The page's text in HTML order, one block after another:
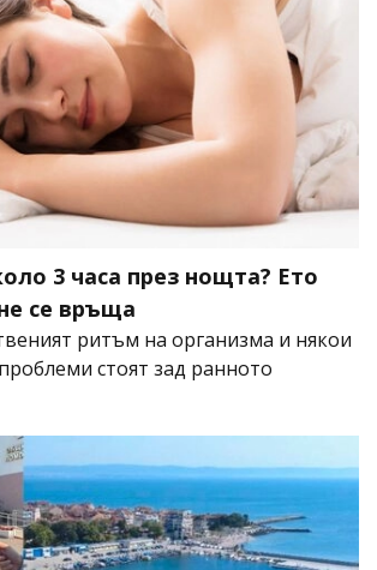
3 часа през нощта? Ето
се връща
ритъм на организма и някои
стоят зад ранното